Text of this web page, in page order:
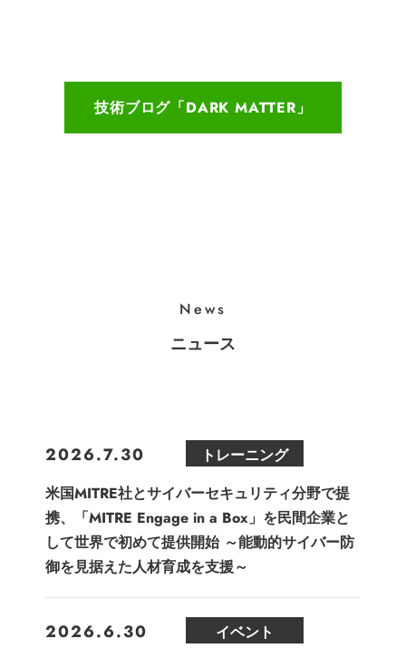
技術ブログ「DARK MATTER」
News
ニュース
2026.7.30
トレーニング
米国MITRE社とサイバーセキュリティ分野で提
携、「MITRE Engage in a Box」を民間企業と
して世界で初めて提供開始 ～能動的サイバー防
御を見据えた人材育成を支援～
2026.6.30
イベント